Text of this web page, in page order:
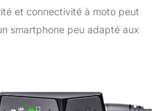
et connectivité à moto peut
smartphone peu adapté aux